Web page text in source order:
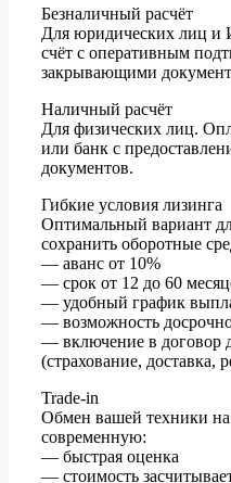
Безналичный расчёт
Для юридических лиц и
счёт с оперативным
закрывающими
Наличный расчёт
Для физических лиц.
или банк с
документов.
Гибкие условия лизинга
Оптимальный вариант
сохранить оборотные
— аванс от 10%
— срок от 12 до 60
— удобный график
— возможность
— включение в договор
(страхование, доставка,
Trade-in
Обмен вашей техники
современную:
— быстрая оценка
— стоимость